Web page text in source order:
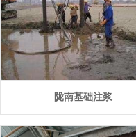
陇南基础注浆